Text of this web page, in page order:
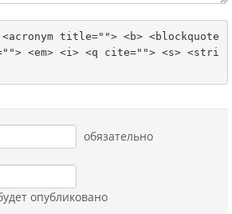
title=""> <b> <blockquote
<em> <i> <q cite=""> <s> <stri
обязательно
опубликовано